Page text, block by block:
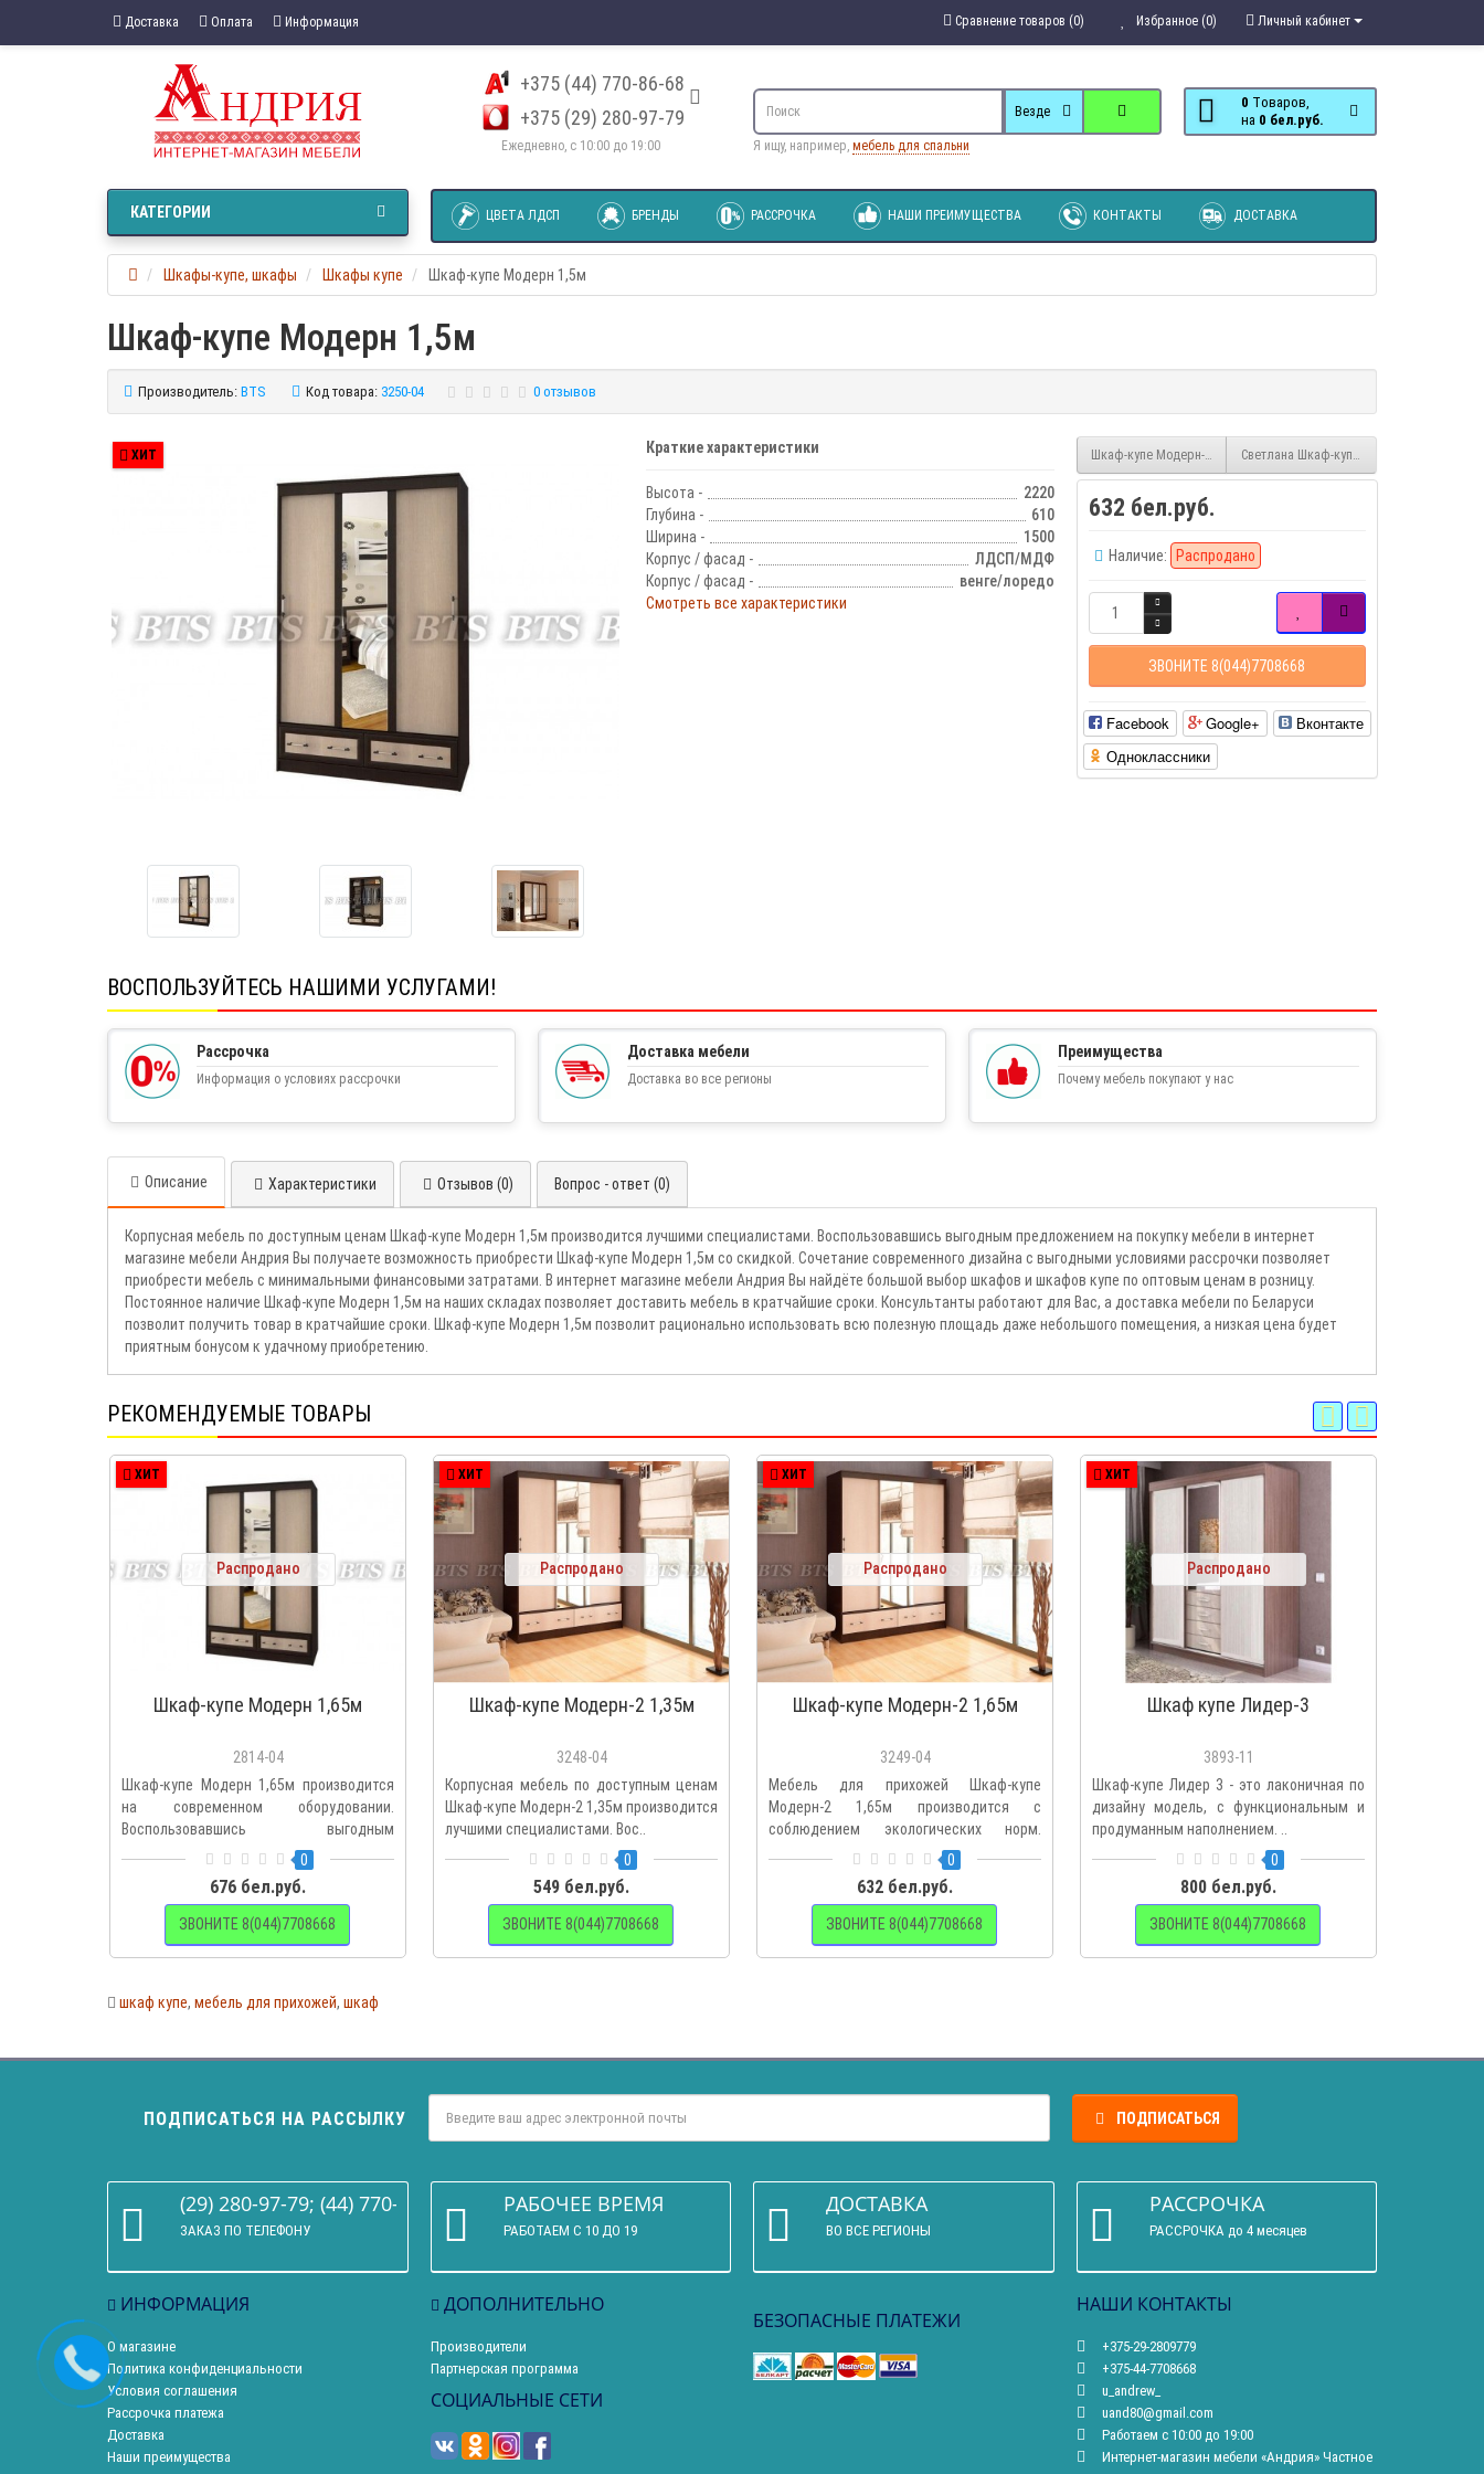
Доставка Оплата Информация Личный кабинет
Избранное (0)
Сравнение товаров (0)
+375 (44) 770-86-68
+375 (29) 280-97-79
Ежедневно, с 10:00 до 19:00
0 Tоваров,
на
0 бел.руб.
Везде
Я ищу, например, мебель для спальни
ЦВЕТА ЛДСП БРЕНДЫ РАССРОЧКА НАШИ ПРЕИМУЩЕСТВА КОНТАКТЫ ДОСТАВКА
КАТЕГОРИИ
Шкафы-купе, шкафы Шкафы купе Шкаф-купе Модерн 1,5м
Шкаф-купе Модерн 1,5м
Производитель: BTS Код товара: 3250-04 0 отзывов
ХИТ Краткие характеристики
Высота -
2220
Глубина -
610
Ширина -
1500
Корпус / фасад -
ЛДСП/МДФ
Корпус / фасад -
венге/лоредо
Смотреть все характеристики
Шкаф-купе Модерн-2 1,65мСветлана Шкаф-купе 4-х створчатый с 2
632 бел.руб.
Наличие: Распродано
ЗВОНИТЕ 8(044)7708668
Facebook Google+
Вконтакте
Одноклассники
ВОСПОЛЬЗУЙТЕСЬ НАШИМИ УСЛУГАМИ!
Рассрочка
Информация о условиях рассрочки
Доставка мебели
Доставка во все регионы
Преимущества
Почему мебель покупают у нас
Описание Характеристики Отзывов (0) Вопрос - ответ (0)
Корпусная мебель по доступным ценам Шкаф-купе Модерн 1,5м производится лучшими специалистами. Воспользовавшись выгодным предложением на покупку мебели в интернет
магазине мебели Андрия Вы получаете возможность приобрести Шкаф-купе Модерн 1,5м со скидкой. Сочетание современного дизайна с выгодными условиями рассрочки позволяет
приобрести мебель с минимальными финансовыми затратами. В интернет магазине мебели Андрия Вы найдёте большой выбор шкафов и шкафов купе по оптовым ценам в розницу.
Постоянное наличие Шкаф-купе Модерн 1,5м на наших складах позволяет доставить мебель в кратчайшие сроки. Консультанты работают для Вас, а доставка мебели по Беларуси
позволит получить товар в кратчайшие сроки. Шкаф-купе Модерн 1,5м позволит рационально использовать всю полезную площадь даже небольшого помещения, а низкая цена будет
приятным бонусом к удачному приобретению.
РЕКОМЕНДУЕМЫЕ ТОВАРЫ
ХИТ
Распродано
Шкаф-купе Модерн 1,65м
2814-04
Шкаф-купе Модерн 1,65м производится
на современном оборудовании.
Воспользовавшись выгодным
0
676 бел.руб.
ЗВОНИТЕ 8(044)7708668
ХИТ
Распродано
Шкаф-купе Модерн-2 1,35м
3248-04
Корпусная мебель по доступным ценам
Шкаф-купе Модерн-2 1,35м производится
лучшими специалистами. Вос..
0
549 бел.руб.
ЗВОНИТЕ 8(044)7708668
ХИТ
Распродано
Шкаф-купе Модерн-2 1,65м
3249-04
Мебель для прихожей Шкаф-купе
Модерн-2 1,65м производится с
соблюдением экологических норм.
0
632 бел.руб.
ЗВОНИТЕ 8(044)7708668
ХИТ
Распродано
Шкаф купе Лидер-3
3893-11
Шкаф-купе Лидер 3 - это лаконичная по
дизайну модель, с функциональным и
продуманным наполнением. ..
0
800 бел.руб.
ЗВОНИТЕ 8(044)7708668
шкаф купе, мебель для прихожей, шкаф
ПОДПИСАТЬСЯ НА РАССЫЛКУ ПОДПИСАТЬСЯ
(29) 280-97-79; (44) 770-86-68
ЗАКАЗ ПО ТЕЛЕФОНУ
РАБОЧЕЕ ВРЕМЯ
РАБОТАЕМ С 10 ДО 19
ДОСТАВКА
ВО ВСЕ РЕГИОНЫ
РАССРОЧКА
РАССРОЧКА до 4 месяцев
ИНФОРМАЦИЯ
О магазине
Политика конфиденциальности
Условия соглашения
Рассрочка платежа
Доставка
Наши преимущества
ДОПОЛНИТЕЛЬНО
Производители
Партнерская программа
СОЦИАЛЬНЫЕ СЕТИ
БЕЗОПАСНЫЕ ПЛАТЕЖИ
НАШИ КОНТАКТЫ
+375-29-2809779
+375-44-7708668
u_andrew_
uand80@gmail.com
Работаем с 10:00 до 19:00
Интернет-магазин мебели «Андрия» Частное